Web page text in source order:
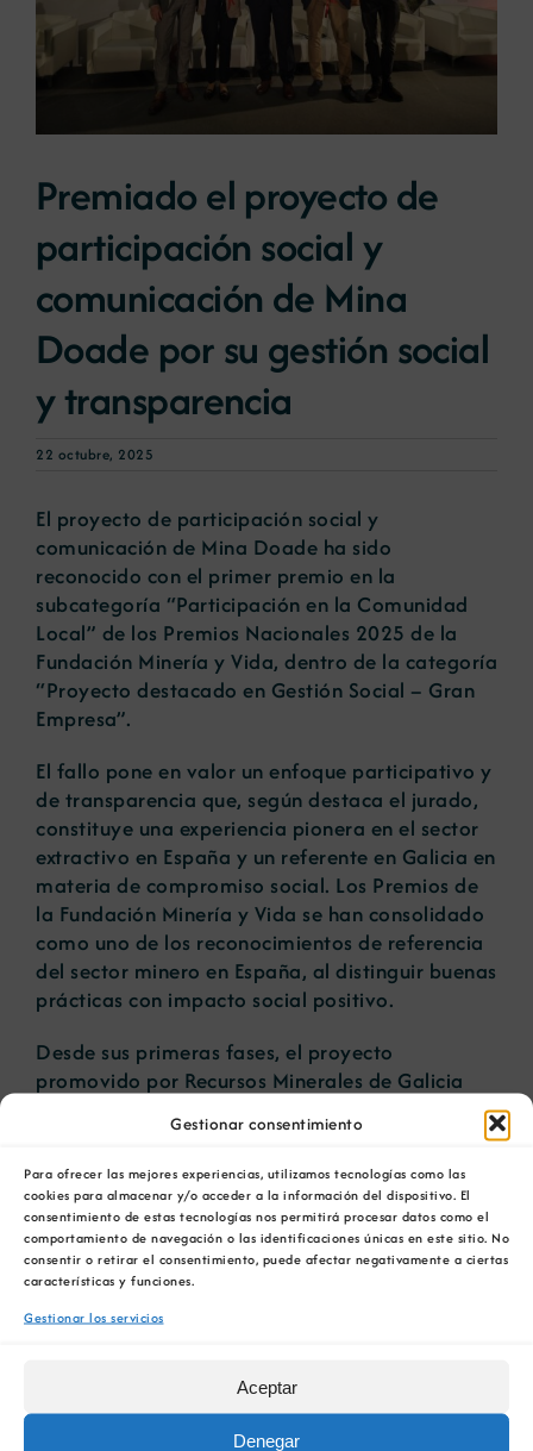
Gestionar consentimiento
Para ofrecer las mejores experiencias, utilizamos tecnologías como las
cookies para almacenar y/o acceder a la información del dispositivo. El
consentimiento de estas tecnologías nos permitirá procesar datos como el
comportamiento de navegación o las identificaciones únicas en este sitio. No
consentir o retirar el consentimiento, puede afectar negativamente a ciertas
características y funciones.
Gestionar los servicios
Aceptar
Denegar
Noticias
Premiado el proyecto de
participación social y
comunicación de Mina
Doade por su gestión social
y transparencia
22 octubre, 2025
El proyecto de participación social y
comunicación de Mina Doade ha sido
reconocido con el primer premio en la
subcategoría “Participación en la Comunidad
Local” de los Premios Nacionales 2025 de la
Fundación Minería y Vida, dentro de la categoría
“Proyecto destacado en Gestión Social – Gran
Empresa”.
El fallo pone en valor un enfoque participativo y
de transparencia que, según destaca el jurado,
constituye una experiencia pionera en el sector
extractivo en España y un referente en Galicia en
materia de compromiso social. Los Premios de
la Fundación Minería y Vida se han consolidado
como uno de los reconocimientos de referencia
del sector minero en España, al distinguir buenas
prácticas con impacto social positivo.
Desde sus primeras fases, el proyecto
promovido por Recursos Minerales de Galicia
estrategia, desarrollando un proceso amplio de
consultas y una investigación científica sobre
percepción social en el entorno. Este trabajo se
tradujo en 46 entrevistas en profundidad a
actores clave y 519 encuestas en los municipios
de Beariz, Avión, Forcarei, A Lama y Cerdedo-
Cotobade. Los resultados se integraron en un
propuestas, documento que se incorporó a la
solicitud de pase a concesión de explotación